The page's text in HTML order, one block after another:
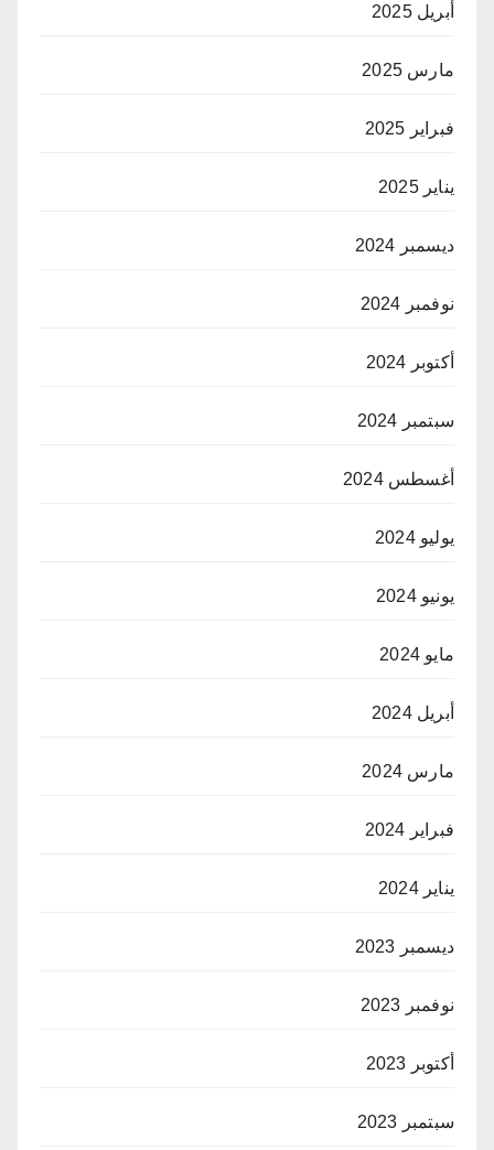
أبريل 2025
مارس 2025
فبراير 2025
يناير 2025
ديسمبر 2024
نوفمبر 2024
أكتوبر 2024
سبتمبر 2024
أغسطس 2024
يوليو 2024
يونيو 2024
مايو 2024
أبريل 2024
مارس 2024
فبراير 2024
يناير 2024
ديسمبر 2023
نوفمبر 2023
أكتوبر 2023
سبتمبر 2023